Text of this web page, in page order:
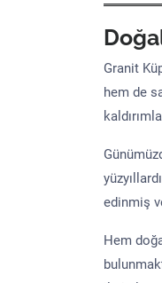
Granit
hem de
edinmiş
Hem